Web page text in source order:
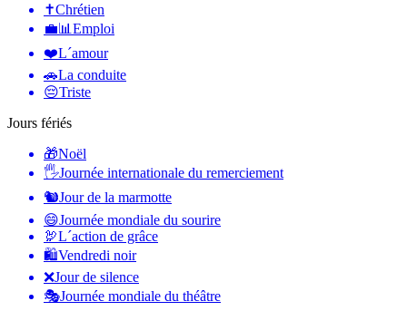
✝️Chrétien
💼📊 Emploi
❤️L´amour
🚗La conduite
😔Triste
Jours fériés
🎁Noël
🖐Journée internationale du remerciement
🐿Jour de la marmotte
😄Journée mondiale du sourire
🦃L´action de grâce
🛍Vendredi noir
❌Jour de silence
🎭Journée mondiale du théâtre